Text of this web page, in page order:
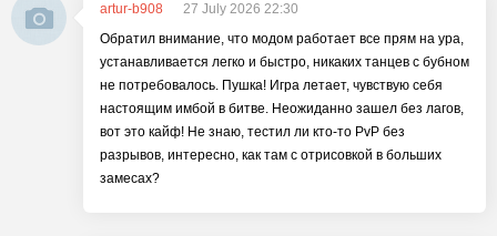
artur-b908
27 July 2026 22:30
Обратил внимание, что модом работает все прям на ура,
устанавливается легко и быстро, никаких танцев с бубном
не потребовалось. Пушка! Игра летает, чувствую себя
настоящим имбой в битве. Неожиданно зашел без лагов,
вот это кайф! Не знаю, тестил ли кто-то PvP без
разрывов, интересно, как там с отрисовкой в больших
замесах?